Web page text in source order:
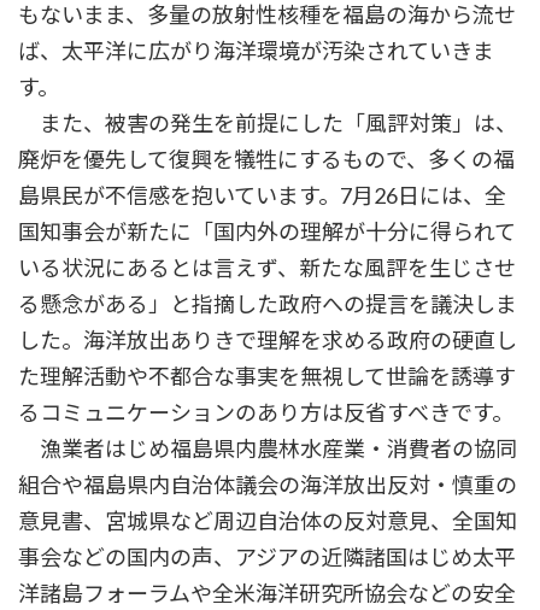
もないまま、多量の放射性核種を福島の海から流せ
ば、太平洋に広がり海洋環境が汚染されていきま
す。
また、被害の発生を前提にした「風評対策」は、
廃炉を優先して復興を犠牲にするもので、多くの福
島県民が不信感を抱いています。7月26日には、全
国知事会が新たに「国内外の理解が十分に得られて
いる状況にあるとは言えず、新たな風評を生じさせ
る懸念がある」と指摘した政府への提言を議決しま
した。海洋放出ありきで理解を求める政府の硬直し
た理解活動や不都合な事実を無視して世論を誘導す
るコミュニケーションのあり方は反省すべきです。
漁業者はじめ福島県内農林水産業・消費者の協同
組合や福島県内自治体議会の海洋放出反対・慎重の
意見書、宮城県など周辺自治体の反対意見、全国知
事会などの国内の声、アジアの近隣諸国はじめ太平
洋諸島フォーラムや全米海洋研究所協会などの安全